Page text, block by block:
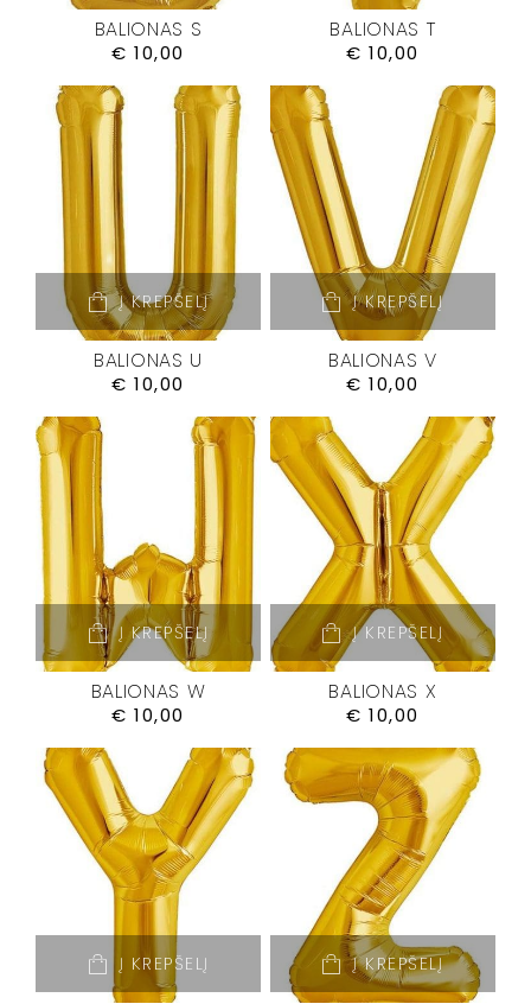
BALIONAS S
€ 10,00
BALIONAS T
€ 10,00
Į KREPŠELĮ
BALIONAS U
€ 10,00
Į KREPŠELĮ
BALIONAS V
€ 10,00
Į KREPŠELĮ
BALIONAS W
€ 10,00
Į KREPŠELĮ
BALIONAS X
€ 10,00
Į KREPŠELĮ Į KREPŠELĮ